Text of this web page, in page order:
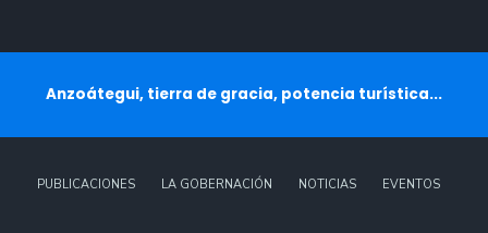
Anzoátegui, tierra de gracia, potencia turística...
PUBLICACIONES LA GOBERNACIÓN NOTICIAS EVENTOS